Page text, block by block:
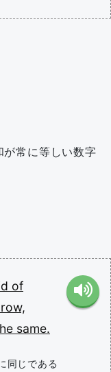
常に等しい数字
of
row,
same.
同じである